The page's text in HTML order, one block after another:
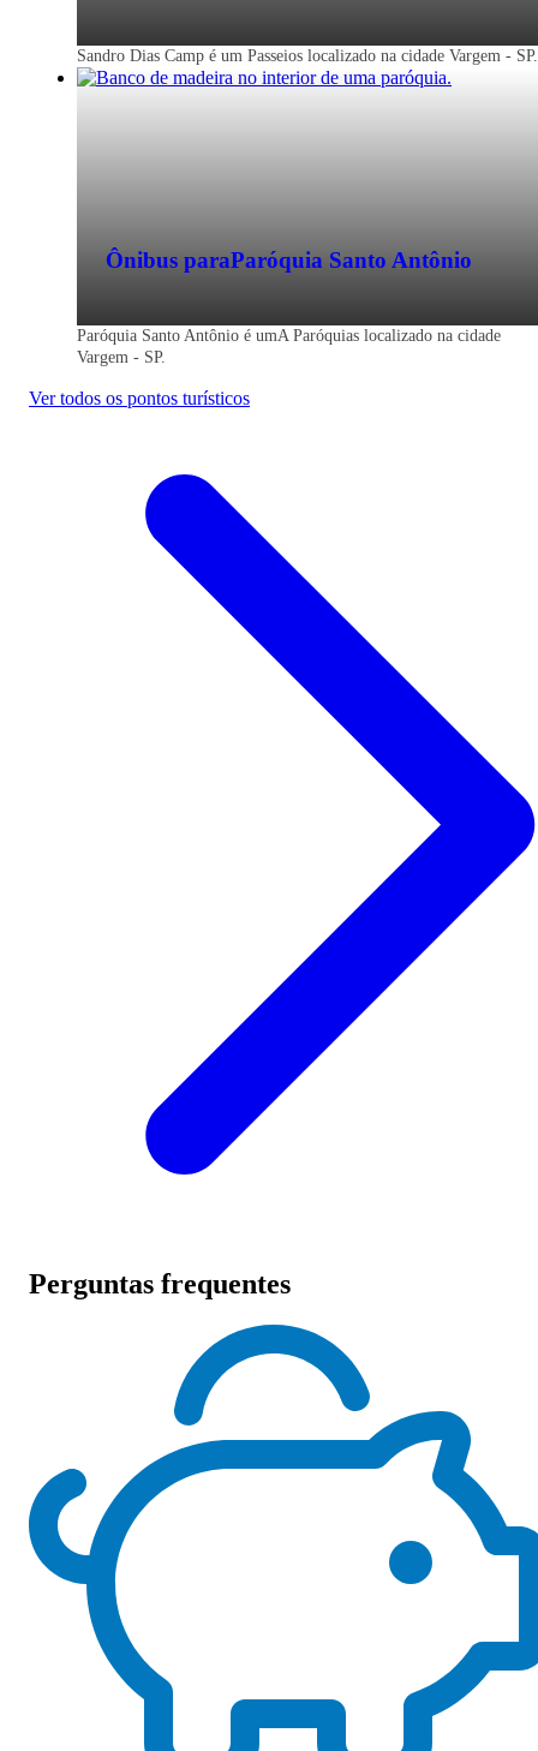
Sandro Dias Camp é um Passeios localizado na cidade Vargem - SP.
Ônibus paraParóquia Santo Antônio
Paróquia Santo Antônio é umA Paróquias localizado na cidade
Vargem - SP.
Ver todos os pontos turísticos
Perguntas frequentes